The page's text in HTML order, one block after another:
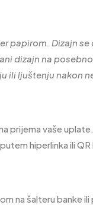
papirom. Dizajn
dizajn na
ili ljuštenju nakon
prijema vaše
hiperlinka ili QR
na šalteru banke